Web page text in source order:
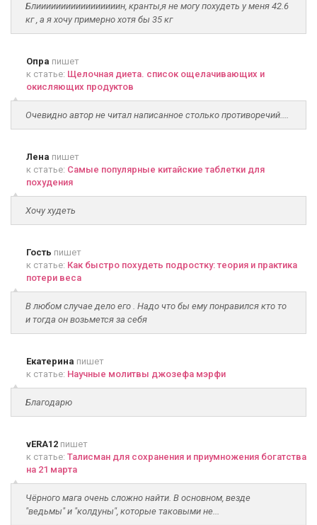
Блииииииииииииииииин, кранты,я не могу похудеть у меня 42.6
кг , а я хочу примерно хотя бы 35 кг
Опра пишет
к статье: Щелочная диета. список ощелачивающих и
окисляющих продуктов
Очевидно автор не читал написанное столько противоречий....
Лена пишет
к статье: Самые популярные китайские таблетки для
похудения
Хочу худеть
Гость пишет
к статье: Как быстро похудеть подростку: теория и практика
потери веса
В любом случае дело его . Надо что бы ему понравился кто то
и тогда он возьмется за себя
Екатерина пишет
к статье: Научные молитвы джозефа мэрфи
Благодарю
vERA12 пишет
к статье: Талисман для сохранения и приумножения богатства
на 21 марта
Чёрного мага очень сложно найти. В основном, везде
"ведьмы" и "колдуны", которые таковыми не...